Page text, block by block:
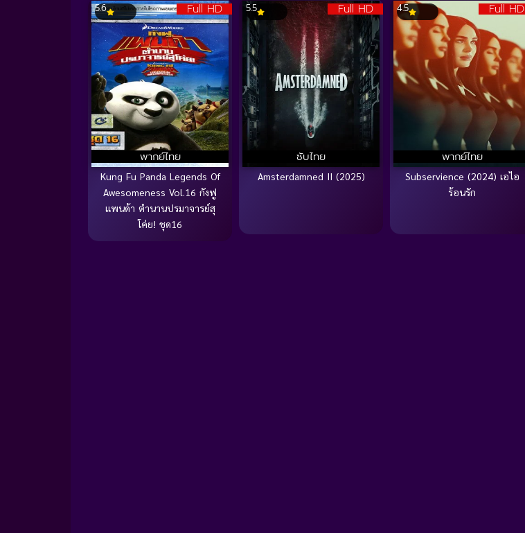
Full HD
พากย์ไทย
5.6
Kung Fu Panda Legends Of
Awesomeness Vol.16 กังฟู
แพนด้า ตำนานปรมาจารย์สุ
โค่ย! ชุด16
Full HD
ซับไทย
5.5
Amsterdamned II (2025)
Full HD
พากย์ไทย
4.5
Subservience (2024) เอไอ
ร้อนรัก